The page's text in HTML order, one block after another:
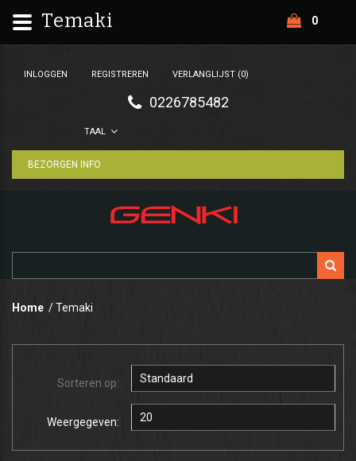
INLOGGEN REGISTREREN VERLANGLIJST (0)
0226785482
0
TAAL
BEZORGEN INFO
Home Temaki
Sorteren op:
Weergegeven:
Temaki